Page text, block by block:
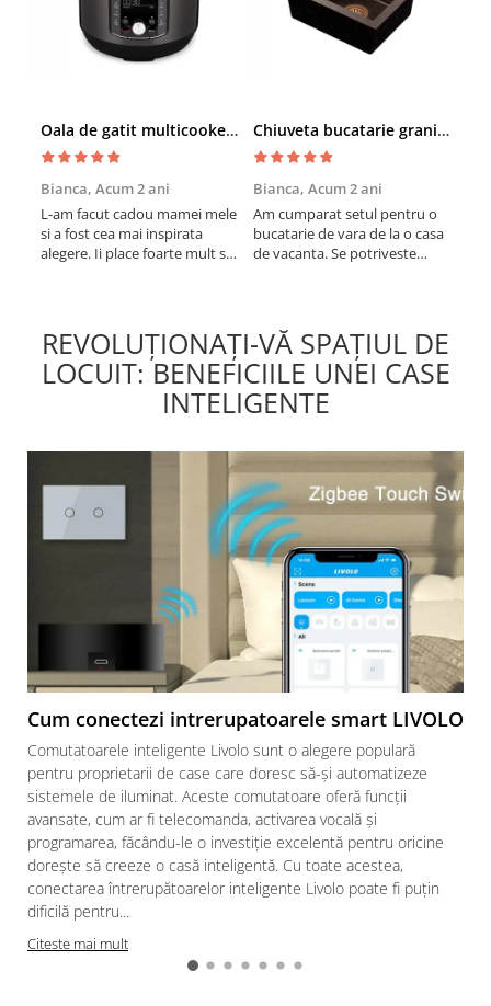
Oala de gatit multicooker 11 functii Instant Pot Pro Crisp 8 + Air Fryer 7.6 lt
Bianca, Acum 2 ani
L-am facut cadou mamei mele
si a fost cea mai inspirata
alegere. Ii place foarte mult sa
gandesc serios sa imi cumpar
si eu! Recomand mult !
Chiuveta bucatarie granit cu finisaj negru perlat/cupru Steingran Art Copper cu dozator si baterie Quadron
Bianca, Acum 2 ani
Am cumparat setul pentru o
bucatarie de vara de la o casa
de vacanta. Se potriveste
recomand cu drag !
REVOLUȚIONAȚI-VĂ SPAȚIUL DE
LOCUIT: BENEFICIILE UNEI CASE
INTELIGENTE
Cum conectezi intrerupatoarele smart LIVOLO
Comutatoarele inteligente Livolo sunt o alegere populară
pentru proprietarii de case care doresc să-și automatizeze
sistemele de iluminat. Aceste comutatoare oferă funcții
avansate, cum ar fi telecomanda, activarea vocală și
programarea, făcându-le o investiție excelentă pentru oricine
dorește să creeze o casă inteligentă. Cu toate acestea,
conectarea întrerupătoarelor inteligente Livolo poate fi puțin
dificilă pentru...
Citeste mai mult